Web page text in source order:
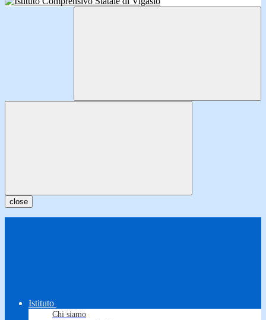
close
Istituto
Chi siamo